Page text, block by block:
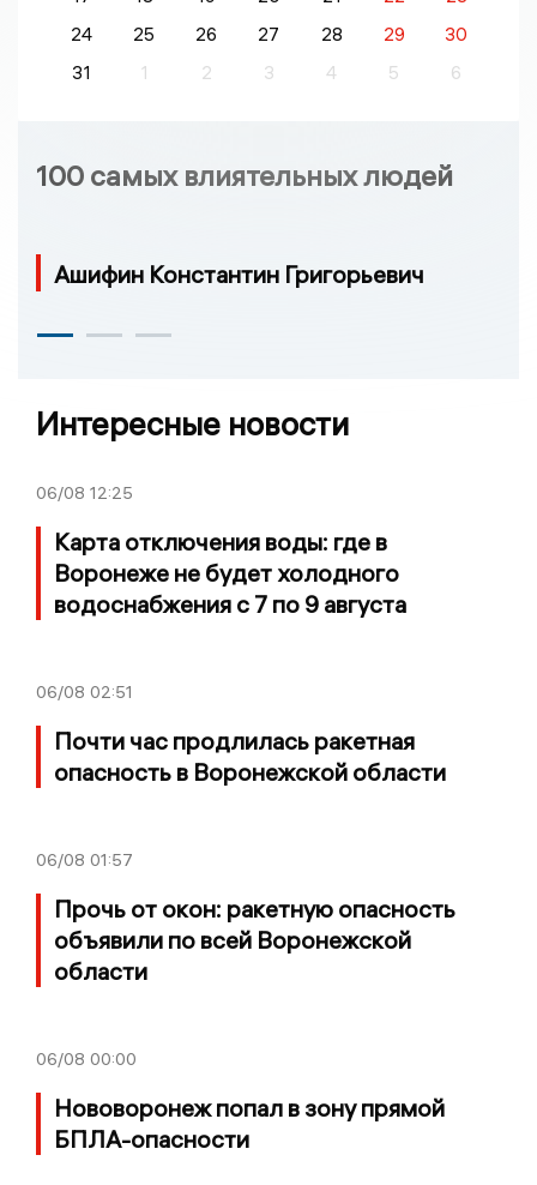
24
25 26 27 28 29
30
31
1 2 3 4 5 6
100 самых влиятельных людей
Ашифин Константин Григорьевич
Интересные новости
06/08 12:25
Карта отключения воды: где в
Воронеже не будет холодного
водоснабжения с 7 по 9 августа
06/08 02:51
Почти час продлилась ракетная
опасность в Воронежской области
06/08 01:57
Прочь от окон: ракетную опасность
объявили по всей Воронежской
области
06/08 00:00
Нововоронеж попал в зону прямой
БПЛА-опасности